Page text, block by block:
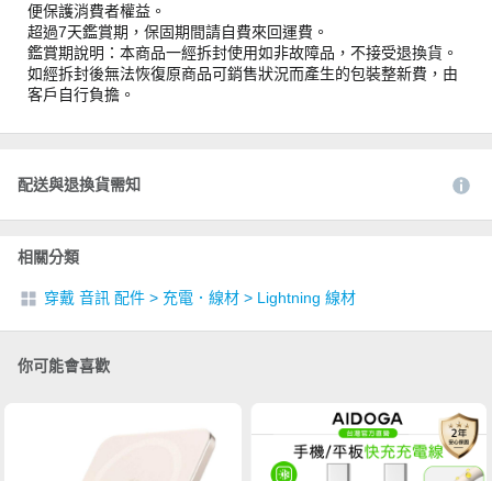
便保護消費者權益。
超過7天鑑賞期，保固期間請自費來回運費。
鑑賞期說明：本商品一經拆封使用如非故障品，不接受退換貨。
如經拆封後無法恢復原商品可銷售狀況而產生的包裝整新費，由
客戶自行負擔。
配送與退換貨需知
相關分類
穿戴 音訊 配件 > 充電．線材 > Lightning 線材
你可能會喜歡